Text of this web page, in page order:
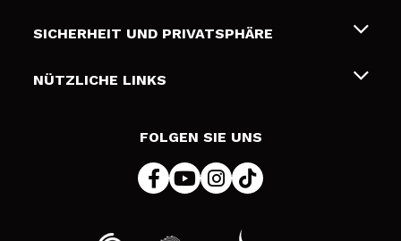
Geschenkkarten
Liefer- und Versandkosten
Zahlung
SICHERHEIT UND PRIVATSPHÄRE
Bedingungen und Datenschutz
NÜTZLICHE LINKS
FOLGEN SIE UNS